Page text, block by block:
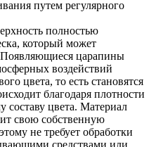
путем регулярного
полностью
который может
царапины
воздействий
цвета, то есть становятся
благодаря плотности
составу цвета. Материал
свою собственную
не требует обработки